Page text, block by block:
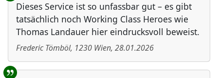
Dieses Service ist so unfassbar gut – es gibt
tatsächlich noch Working Class Heroes wie
Thomas Landauer hier eindrucksvoll beweist.
Frederic Tömböl, 1230 Wien, 28.01.2026